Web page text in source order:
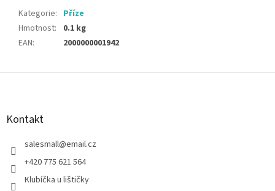
Kategorie: Příze
Hmotnost:
0.1 kg
EAN: 2000000001942
Z
Kontakt
salesmall@email.cz
+420 775 621 564
Klubíčka u lištičky